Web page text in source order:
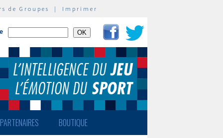
de Groupes | Imprimer
PARTENAIRES BOUTIQUE